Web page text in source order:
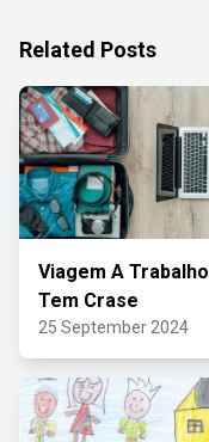
Related Posts
Viagem A Trabalho
Tem Crase
25 September 2024